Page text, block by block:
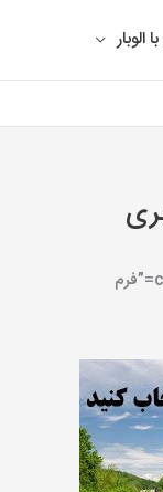
الوبار
[contact-form-7 id=”8278″ title=”فرم